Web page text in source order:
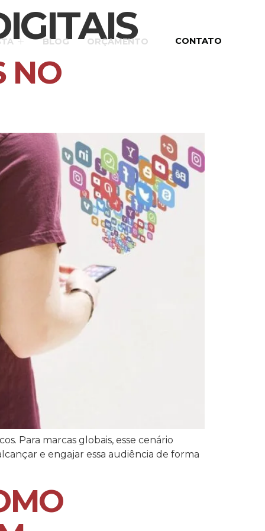
BLOG ORÇAMENTO CONTATO
NO
Para marcas globais, esse cenário
e engajar essa audiência de forma